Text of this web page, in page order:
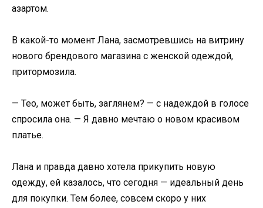
азартом.
В какой-то момент Лана, засмотревшись на витрину
нового брендового магазина с женской одеждой,
притормозила.
— Тео, может быть, заглянем? — с надеждой в голосе
спросила она. — Я давно мечтаю о новом красивом
платье.
Лана и правда давно хотела прикупить новую
одежду, ей казалось, что сегодня — идеальный день
для покупки. Тем более, совсем скоро у них